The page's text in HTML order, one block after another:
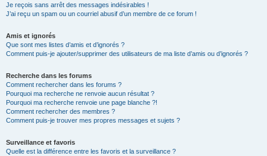
Je reçois sans arrêt des messages indésirables !
J’ai reçu un spam ou un courriel abusif d’un membre de ce forum !
Amis et ignorés
Que sont mes listes d’amis et d’ignorés ?
Comment puis-je ajouter/supprimer des utilisateurs de ma liste d’amis ou d’ignorés ?
Recherche dans les forums
Comment rechercher dans les forums ?
Pourquoi ma recherche ne renvoie aucun résultat ?
Pourquoi ma recherche renvoie une page blanche ?!
Comment rechercher des membres ?
Comment puis-je trouver mes propres messages et sujets ?
Surveillance et favoris
Quelle est la différence entre les favoris et la surveillance ?